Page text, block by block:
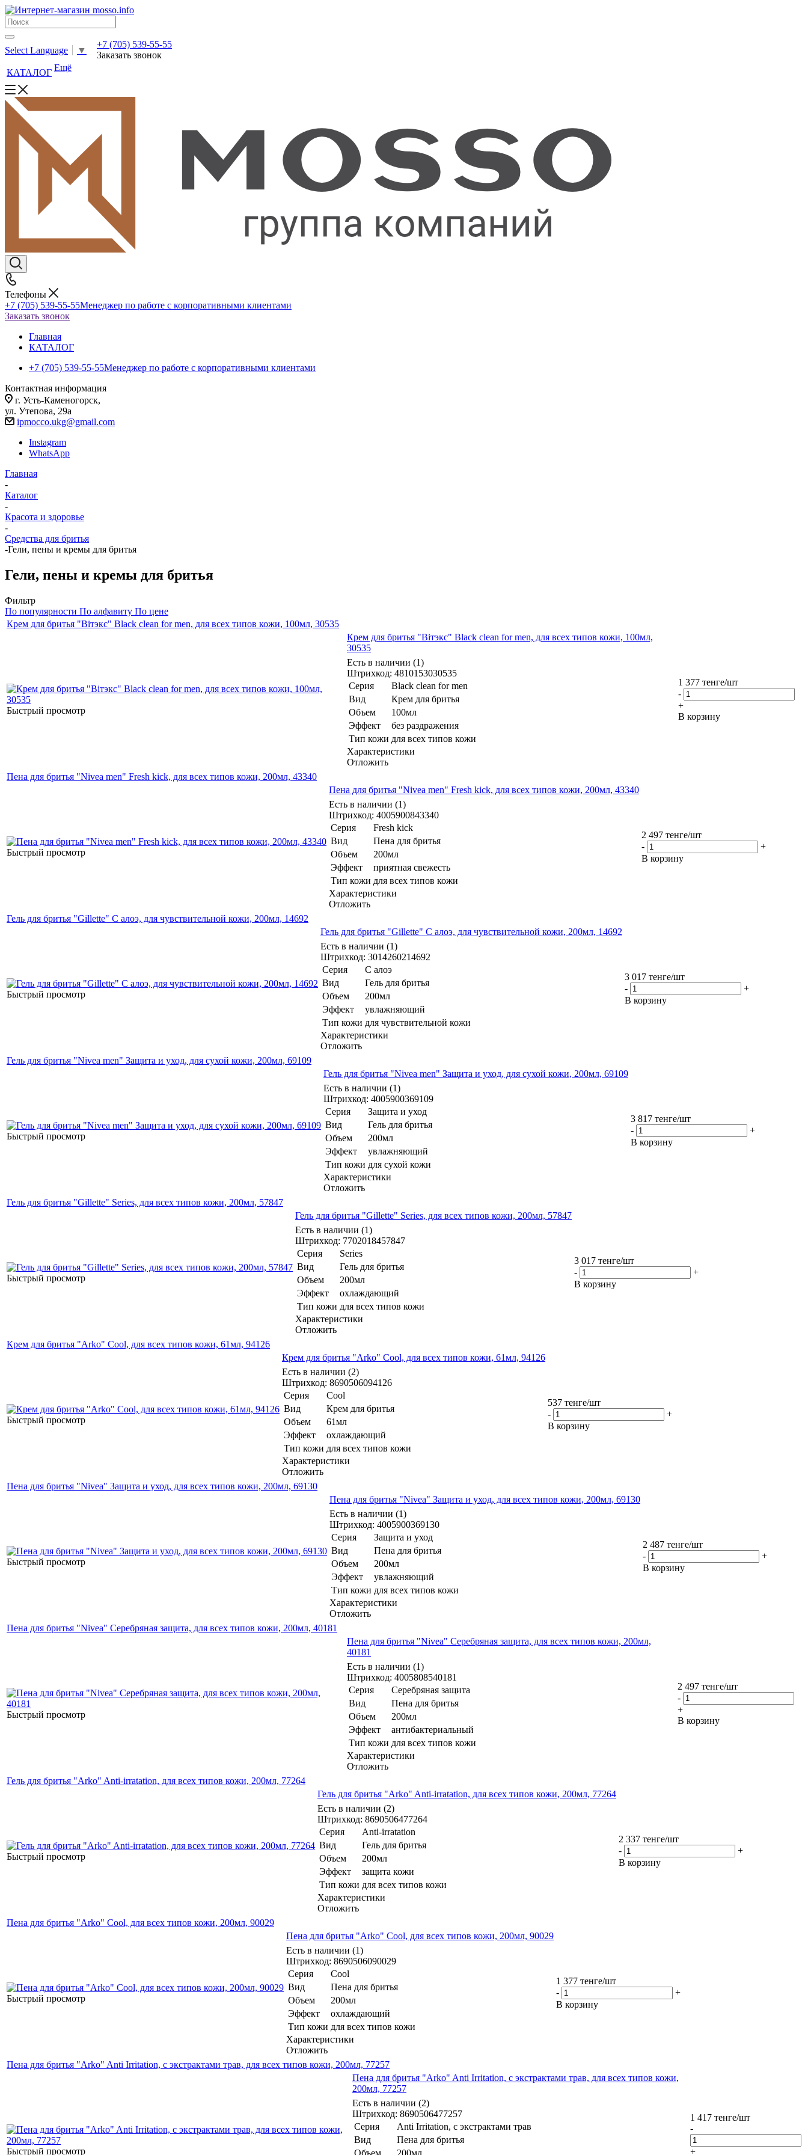
Select Language ▼
+7 (705) 539-55-55
Заказать звонок
КАТАЛОГ Ещё
Телефоны
+7 (705) 539-55-55Менеджер по работе с корпоративными клиентами
Заказать звонок
Главная
КАТАЛОГ
+7 (705) 539-55-55Менеджер по работе с корпоративными клиентами
Контактная информация
г. Усть-Каменогорск,
ул. Утепова, 29а
ipmocco.ukg@gmail.com
Instagram
WhatsApp
Главная
-
Каталог
-
Красота и здоровье
-
Средства для бритья
-Гели, пены и кремы для бритья
Гели, пены и кремы для бритья
Фильтр
По популярности По алфавиту По цене
Крем для бритья "Вiтэкс" Black clean for men, для всех типов кожи, 100мл, 30535
Быстрый просмотр
Крем для бритья "Вiтэкс" Black clean for men, для всех типов кожи, 100мл,
30535
Есть в наличии (1)
Штрихкод: 4810153030535
Серия
Black clean for men
Вид
Крем для бритья
Объем
100мл
Эффект
без раздражения
Тип кожи для всех типов кожи
Характеристики
Отложить
1 377 тенге/шт
-
+
В корзину
Пена для бритья "Nivea men" Fresh kick, для всех типов кожи, 200мл, 43340
Быстрый просмотр
Пена для бритья "Nivea men" Fresh kick, для всех типов кожи, 200мл, 43340
Есть в наличии (1)
Штрихкод: 4005900843340
Серия
Fresh kick
Вид
Пена для бритья
Объем
200мл
Эффект
приятная свежесть
Тип кожи для всех типов кожи
Характеристики
Отложить
2 497 тенге/шт
-
+
В корзину
Гель для бритья "Gillette" С алоэ, для чувствительной кожи, 200мл, 14692
Быстрый просмотр
Гель для бритья "Gillette" С алоэ, для чувствительной кожи, 200мл, 14692
Есть в наличии (1)
Штрихкод: 3014260214692
Серия
С алоэ
Вид
Гель для бритья
Объем
200мл
Эффект
увлажняющий
Тип кожи для чувствительной кожи
Характеристики
Отложить
3 017 тенге/шт
-
+
В корзину
Гель для бритья "Nivea men" Защита и уход, для сухой кожи, 200мл, 69109
Быстрый просмотр
Гель для бритья "Nivea men" Защита и уход, для сухой кожи, 200мл, 69109
Есть в наличии (1)
Штрихкод: 4005900369109
Серия
Защита и уход
Вид
Гель для бритья
Объем
200мл
Эффект
увлажняющий
Тип кожи для сухой кожи
Характеристики
Отложить
3 817 тенге/шт
-
+
В корзину
Гель для бритья "Gillette" Series, для всех типов кожи, 200мл, 57847
Быстрый просмотр
Гель для бритья "Gillette" Series, для всех типов кожи, 200мл, 57847
Есть в наличии (1)
Штрихкод: 7702018457847
Серия
Series
Вид
Гель для бритья
Объем
200мл
Эффект
охлаждающий
Тип кожи для всех типов кожи
Характеристики
Отложить
3 017 тенге/шт
-
+
В корзину
Крем для бритья "Arko" Cool, для всех типов кожи, 61мл, 94126
Быстрый просмотр
Крем для бритья "Arko" Cool, для всех типов кожи, 61мл, 94126
Есть в наличии (2)
Штрихкод: 8690506094126
Серия
Cool
Вид
Крем для бритья
Объем
61мл
Эффект
охлаждающий
Тип кожи для всех типов кожи
Характеристики
Отложить
537 тенге/шт
-
+
В корзину
Пена для бритья "Nivea" Защита и уход, для всех типов кожи, 200мл, 69130
Быстрый просмотр
Пена для бритья "Nivea" Защита и уход, для всех типов кожи, 200мл, 69130
Есть в наличии (1)
Штрихкод: 4005900369130
Серия
Защита и уход
Вид
Пена для бритья
Объем
200мл
Эффект
увлажняющий
Тип кожи для всех типов кожи
Характеристики
Отложить
2 487 тенге/шт
-
+
В корзину
Пена для бритья "Nivea" Серебряная защита, для всех типов кожи, 200мл, 40181
Быстрый просмотр
Пена для бритья "Nivea" Серебряная защита, для всех типов кожи, 200мл,
40181
Есть в наличии (1)
Штрихкод: 4005808540181
Серия
Серебряная защита
Вид
Пена для бритья
Объем
200мл
Эффект
антибактериальный
Тип кожи для всех типов кожи
Характеристики
Отложить
2 497 тенге/шт
-
+
В корзину
Гель для бритья "Arko" Anti-irratation, для всех типов кожи, 200мл, 77264
Быстрый просмотр
Гель для бритья "Arko" Anti-irratation, для всех типов кожи, 200мл, 77264
Есть в наличии (2)
Штрихкод: 8690506477264
Серия
Anti-irratation
Вид
Гель для бритья
Объем
200мл
Эффект
защита кожи
Тип кожи для всех типов кожи
Характеристики
Отложить
2 337 тенге/шт
-
+
В корзину
Пена для бритья "Arko" Cool, для всех типов кожи, 200мл, 90029
Быстрый просмотр
Пена для бритья "Arko" Cool, для всех типов кожи, 200мл, 90029
Есть в наличии (1)
Штрихкод: 8690506090029
Серия
Cool
Вид
Пена для бритья
Объем
200мл
Эффект
охлаждающий
Тип кожи для всех типов кожи
Характеристики
Отложить
1 377 тенге/шт
-
+
В корзину
Пена для бритья "Arko" Anti Irritation, с экстрактами трав, для всех типов кожи, 200мл, 77257
Быстрый просмотр
Пена для бритья "Arko" Anti Irritation, с экстрактами трав, для всех типов кожи,
200мл, 77257
Есть в наличии (2)
Штрихкод: 8690506477257
Серия
Anti Irritation, с экстрактами трав
Вид
Пена для бритья
Объем
200мл
1 417 тенге/шт
-
+